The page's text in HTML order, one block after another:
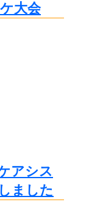
大会
アシス
ました